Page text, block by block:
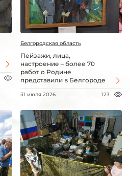
Белгородская область
Пейзажи, лица,
настроение – более 70
работ о Родине
представили в Белгороде
31 июля 2026 123